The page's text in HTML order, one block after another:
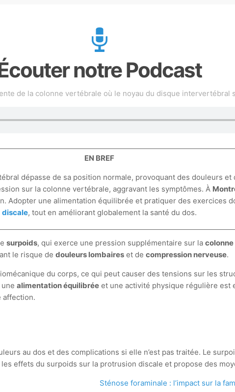
notre Podcast
de la colonne vertébrale où le noyau du disque intervertébral
EN BREF
dépasse de sa position normale, provoquant des douleurs et
sur la colonne vertébrale, aggravant les symptômes. À
Adopter une alimentation équilibrée et pratiquer des exercices
discale, tout en améliorant globalement la santé du dos.
surpoids, qui exerce une pression supplémentaire sur la
le risque dedouleurs lombaires et decompression nerveuse.
du corps, ce qui peut causer des tensions sur les
unealimentation équilibrée et une activité physique régulière est
affection.
au dos et des complications si elle n’est pas traitée. Le
effets du surpoids sur la protrusion discale et propose des
Sténose foraminale : l’impact sur la